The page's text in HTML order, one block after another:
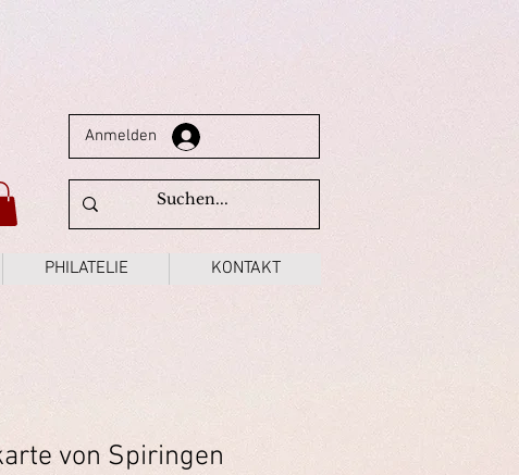
Anmelden
PHILATELIE KONTAKT
von Spiringen